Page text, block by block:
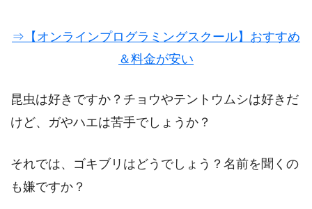
⇒【オンラインプログラミングスクール】おすすめ
＆料金が安い
昆虫は好きですか？チョウやテントウムシは好きだ
けど、ガやハエは苦手でしょうか？
それでは、ゴキブリはどうでしょう？名前を聞くの
も嫌ですか？